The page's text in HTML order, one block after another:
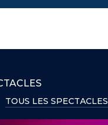
TOUS LES SPECTACLES